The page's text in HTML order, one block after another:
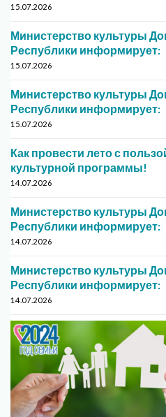
15.07.2026
Министерство культуры
Республики информирует:
15.07.2026
Министерство культуры
Республики информирует:
15.07.2026
Как провести лето с
культурной программы!
14.07.2026
Министерство культуры
Республики информирует:
14.07.2026
Министерство культуры
Республики информирует:
14.07.2026